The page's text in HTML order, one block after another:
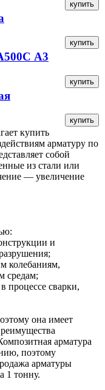
А3
купить
арматуру по
собой
из стали или
— увеличение
и
колебаниям,
средам;
процессе сварки,
она имеет
арматура
поэтому
арматуры
1 тонну.